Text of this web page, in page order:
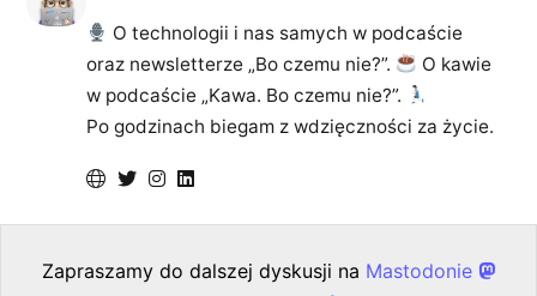
O technologii i nas samych w podcaście
oraz newsletterze „Bo czemu nie?”.
O kawie
w podcaście „Kawa. Bo czemu nie?”.
Po godzinach biegam z wdzięczności za życie.
Zapraszamy do dalszej dyskusji na Mastodonie